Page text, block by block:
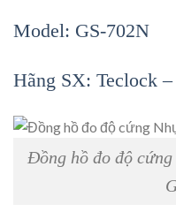
Model: GS-702N
Hãng SX: Teclock
Đồng hồ đo độ